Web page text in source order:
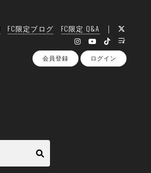
FC限定ブログ FC限定 Q&A
会員登録 ログイン